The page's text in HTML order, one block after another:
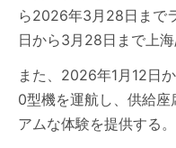
ら2026年3月28日まで
日から3月28日まで上
また、2026年1月12日
0型機を運航し、供給座
アムな体験を提供する。